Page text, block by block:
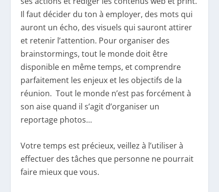
Il faut décider du ton à employer, des mots qui
auront un écho, des visuels qui sauront attirer
et retenir l’attention. Pour organiser des
brainstormings, tout le monde doit être
disponible en même temps, et comprendre
parfaitement les enjeux et les objectifs de la
réunion. Tout le monde n’est pas forcément à
son aise quand il s’agit d’organiser un
reportage photos…
Votre temps est précieux, veillez à l’utiliser à
effectuer des tâches que personne ne pourrait
faire mieux que vous.